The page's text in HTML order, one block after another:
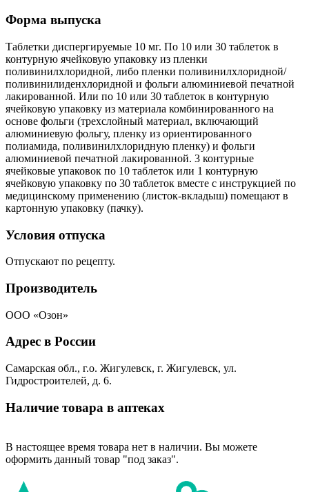
Форма выпуска
Таблетки диспергируемые 10 мг. По 10 или 30 таблеток в
контурную ячейковую упаковку из пленки
поливинилхлоридной, либо пленки поливинилхлоридной/
поливинилиденхлоридной и фольги алюминиевой печатной
лакированной. Или по 10 или 30 таблеток в контурную
ячейковую упаковку из материала комбинированного на
основе фольги (трехслойный материал, включающий
алюминиевую фольгу, пленку из ориентированного
полиамида, поливинилхлоридную пленку) и фольги
алюминиевой печатной лакированной. 3 контурные
ячейковые упаковок по 10 таблеток или 1 контурную
ячейковую упаковку по 30 таблеток вместе с инструкцией по
медицинскому применению (листок-вкладыш) помещают в
картонную упаковку (пачку).
Условия отпуска
Отпускают по рецепту.
Производитель
ООО «Озон»
Адрес в России
Самарская обл., г.о. Жигулевск, г. Жигулевск, ул.
Гидростроителей, д. 6.
Наличие товара в аптеках
В настоящее время товара нет в наличии. Вы можете
оформить данный товар "под заказ".